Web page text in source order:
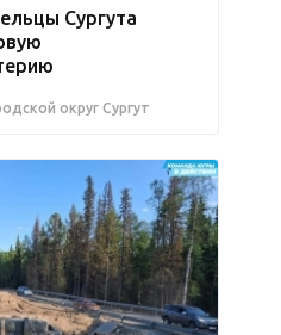
Сургута
округ Сургут